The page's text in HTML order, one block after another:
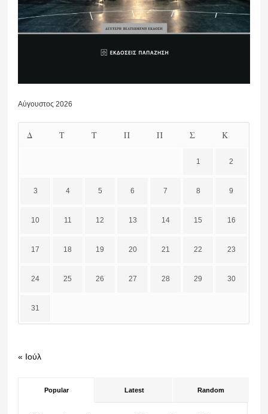
Αύγουστος 2026
Δ Τ Τ Π Π Σ Κ
1 2
3 4 5 6 7 8 9
10 11 12 13 14 15 16
17 18 19 20 21 22 23
24 25 26 27 28 29 30
31
« Ιούλ
Popular Latest Random